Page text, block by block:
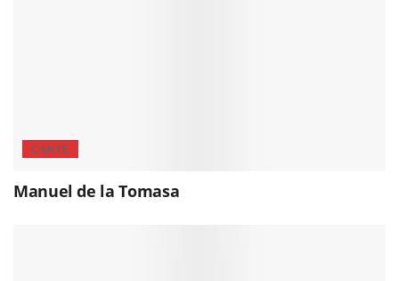
CANTE
Manuel de la Tomasa